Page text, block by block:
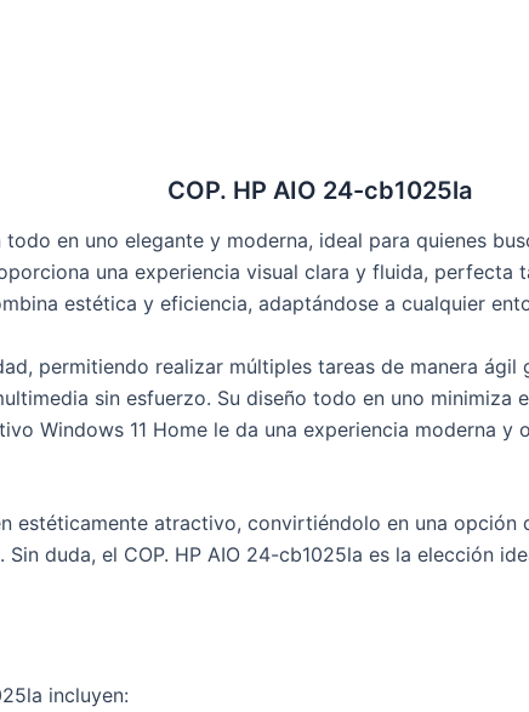
COP. HP AIO 24-cb1025la
todo en uno elegante y moderna, ideal para quienes
una experiencia visual clara y fluida,
estética y eficiencia, adaptándose a cualquier
permitiendo realizar múltiples tareas de manera
sin esfuerzo. Su diseño todo en uno
Windows 11 Home le da una experiencia moderna
estéticamente atractivo, convirtiéndolo en una
duda, el COP. HP AIO 24-cb1025la es la elección
incluyen: